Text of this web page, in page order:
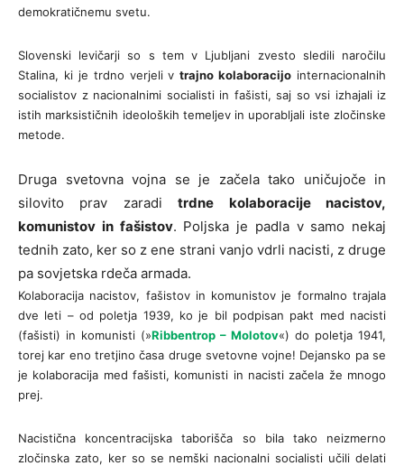
demokratičnemu svetu.
Slovenski levičarji so s tem v Ljubljani zvesto sledili naročilu
Stalina, ki je trdno verjeli vtrajno kolaboracijo internacionalnih
socialistov z nacionalnimi socialisti in fašisti, saj so vsi izhajali iz
istih marksističnih ideoloških temeljev in uporabljali iste zločinske
metode.
Druga svetovna vojna se je začela tako uničujoče in
silovito prav zaraditrdne kolaboracije nacistov,
komunistov in fašistov. Poljska je padla v samo nekaj
tednih zato, ker so z ene strani vanjo vdrli nacisti, z druge
pa sovjetska rdeča armada.
Kolaboracija nacistov, fašistov in komunistov je formalno trajala
dve leti – od poletja 1939, ko je bil podpisan pakt med nacisti
(fašisti) in komunisti (»Ribbentrop – Molotov«) do poletja 1941,
torej kar eno tretjino časa druge svetovne vojne! Dejansko pa se
je kolaboracija med fašisti, komunisti in nacisti začela že mnogo
prej.
Nacistična koncentracijska taborišča so bila tako neizmerno
zločinska zato, ker so se nemški nacionalni socialisti učili delati